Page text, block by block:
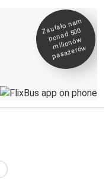
Zaufało na
m
ponad 500
milionó
w
pasażeró
w